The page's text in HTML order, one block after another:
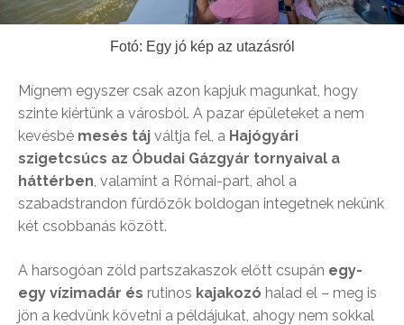
Fotó: Egy jó kép az utazásról
Mígnem egyszer csak azon kapjuk magunkat, hogy
szinte kiértünk a városból. A pazar épületeket a nem
kevésbé mesés táj váltja fel, a Hajógyári
szigetcsúcs az Óbudai Gázgyár tornyaival a
háttérben , valamint a Római-part, ahol a
szabadstrandon fürdőzők boldogan integetnek nekünk
két csobbanás között.
A harsogóan zöld partszakaszok előtt csupán egy-
egy vízimadár és rutinos kajakozó halad el – meg is
jön a kedvünk követni a példájukat, ahogy nem sokkal